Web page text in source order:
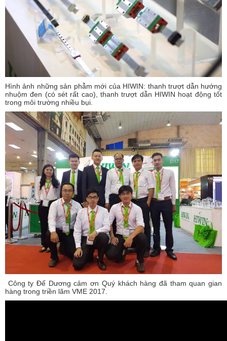
Hình ảnh những sản phẫm mới của HIWIN: thanh trượt dẫn hướng
nhuộm đen (có sét rất cao), thanh trượt dẫn HIWIN hoạt động tốt
trong môi trường nhiều bụi.
Công ty Đế Dương cảm ơn Quý khách hàng đã tham quan gian
hàng trong triền lãm VME 2017.